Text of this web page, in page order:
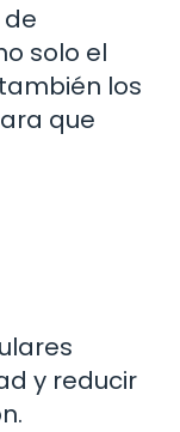
solo el
los
que
y reducir